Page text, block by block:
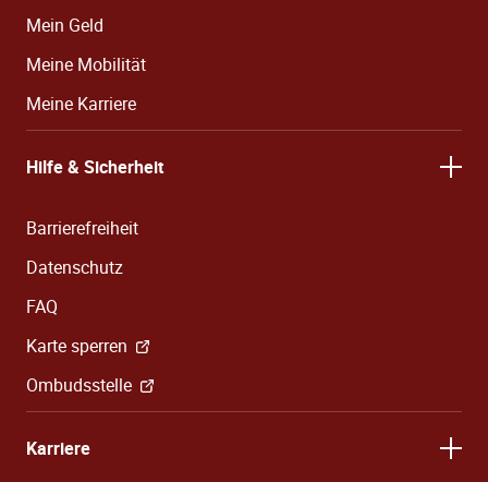
Mein Geld
Meine Mobilität
Meine Karriere
Hilfe & Sicherheit
Barrierefreiheit
Datenschutz
FAQ
Karte sperren
Ombudsstelle
Karriere